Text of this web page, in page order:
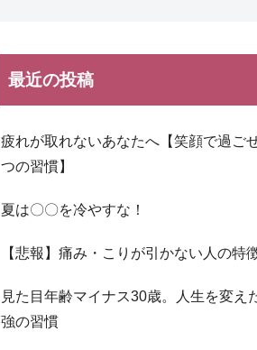
最近の投稿
疲れが取れないあなたへ【笑顔で過ご
つの習慣】
夏は〇〇を冷やすな！
【悲報】痛み・こりが引かない人の特
見た目年齢マイナス30歳。人生を変え
強の習慣